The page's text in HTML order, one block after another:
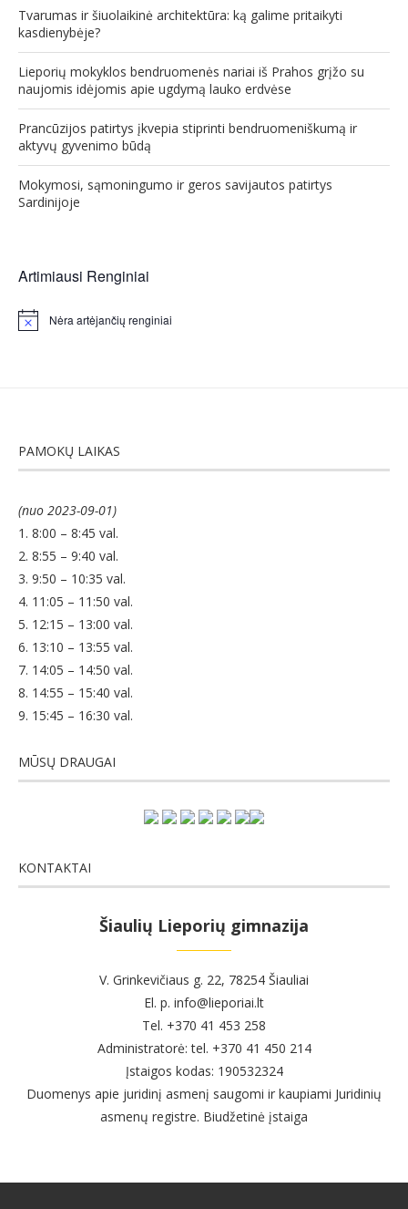
Tvarumas ir šiuolaikinė architektūra: ką galime pritaikyti
kasdienybėje?
Lieporių mokyklos bendruomenės nariai iš Prahos grįžo su
naujomis idėjomis apie ugdymą lauko erdvėse
Prancūzijos patirtys įkvepia stiprinti bendruomeniškumą ir
aktyvų gyvenimo būdą
Mokymosi, sąmoningumo ir geros savijautos patirtys
Sardinijoje
Artimiausi Renginiai
Notice Nėra artėjančių renginiai
PAMOKŲ LAIKAS
(nuo 2023-09-01)
1. 8:00 – 8:45 val.
2. 8:55 – 9:40 val.
3. 9:50 – 10:35 val.
4. 11:05 – 11:50 val.
5. 12:15 – 13:00 val.
6. 13:10 – 13:55 val.
7. 14:05 – 14:50 val.
8. 14:55 – 15:40 val.
9. 15:45 – 16:30 val.
MŪSŲ DRAUGAI
KONTAKTAI
Šiaulių Lieporių gimnazija
V. Grinkevičiaus g. 22, 78254 Šiauliai
El. p. info@lieporiai.lt
Tel. +370 41 453 258
Administratorė: tel. +370 41 450 214
Įstaigos kodas: 190532324
Duomenys apie juridinį asmenį saugomi ir kaupiami Juridinių
asmenų registre. Biudžetinė įstaiga